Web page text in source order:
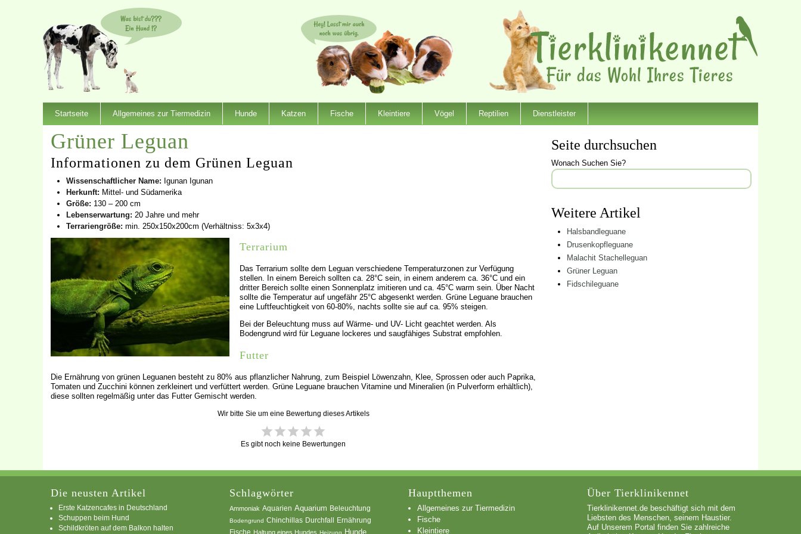
Startseite Allgemeines zur Tiermedizin Hunde Katzen Fische Kleintiere Vögel Reptilien Dienstleister
Grüner Leguan
Informationen zu dem Grünen Leguan
Wissenschaftlicher Name: Igunan Igunan
Herkunft: Mittel- und Südamerika
Größe: 130 – 200 cm
Lebenserwartung: 20 Jahre und mehr
Terrariengröße: min. 250x150x200cm (Verhältniss: 5x3x4)
Terrarium
Das Terrarium sollte dem Leguan verschiedene Temperaturzonen zur Verfügung
stellen. In einem Bereich sollten ca. 28°C sein, in einem anderem ca. 36°C und ein
dritter Bereich sollte einen Sonnenplatz imitieren und ca. 45°C warm sein. Über Nacht
sollte die Temperatur auf ungefähr 25°C abgesenkt werden. Grüne Leguane brauchen
eine Luftfeuchtigkeit von 60-80%, nachts sollte sie auf ca. 95% steigen.
Bei der Beleuchtung muss auf Wärme- und UV- Licht geachtet werden. Als
Bodengrund wird für Leguane lockeres und saugfähiges Substrat empfohlen.
Futter
Die Ernährung von grünen Leguanen besteht zu 80% aus pflanzlicher Nahrung, zum Beispiel Löwenzahn, Klee, Sprossen oder auch Paprika,
Tomaten und Zucchini können zerkleinert und verfüttert werden. Grüne Leguane brauchen Vitamine und Mineralien (in Pulverform erhältlich),
diese sollten regelmäßig unter das Futter Gemischt werden.
Wir bitte Sie um eine Bewertung dieses Artikels
Es gibt noch keine Bewertungen
Seite durchsuchen
Wonach Suchen Sie?
Weitere Artikel
Halsbandleguane
Drusenkopfleguane
Malachit Stachelleguan
Grüner Leguan
Fidschileguane
Die neusten Artikel
Erste Katzencafes in Deutschland
Schuppen beim Hund
Schildkröten auf dem Balkon halten
Schlagwörter
Ammoniak Aquarien Aquarium Beleuchtung
Bodengrund Chinchillas Durchfall Ernährung
Fische Haltung eines Hundes Heizung Hunde
Hauptthemen
Allgemeines zur Tiermedizin
Fische
Kleintiere
Über Tierklinikennet
Tierklinikennet.de beschäftigt sich mit dem
Liebsten des Menschen, seinem Haustier.
Auf Unserem Portal finden Sie zahlreiche